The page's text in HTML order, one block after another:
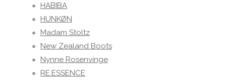
HABIBA
HUNKØN
Madam Stoltz
New Zealand Boots
Nynne Rosenvinge
RE.ESSENCE